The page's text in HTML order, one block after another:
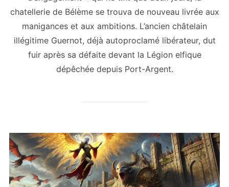
chatellerie de Bélème se trouva de nouveau livrée aux
manigances et aux ambitions. L’ancien châtelain
illégitime Guernot, déjà autoproclamé libérateur, dut
fuir après sa défaite devant la Légion elfique
dépêchée depuis Port-Argent.